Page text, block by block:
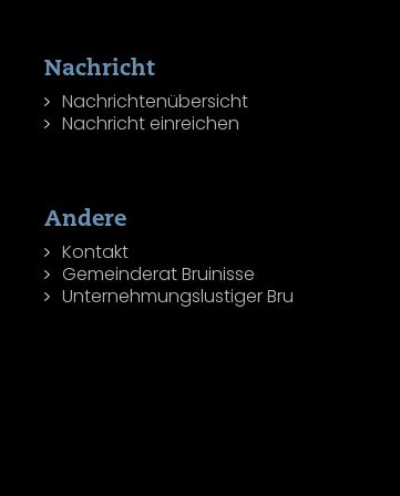
Nachricht
Nachrichtenübersicht
Nachricht einreichen
Andere
Kontakt
Gemeinderat Bruinisse
Unternehmungslustiger Bru